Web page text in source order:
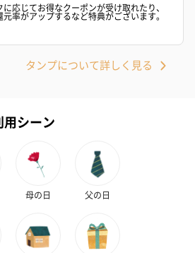
てお届けします。
かき氷入浴剤4点セット
応じてお得なクーポンが受け取れたり、
元率がアップするなど特典がございます。
タンプについて詳しく見る
シーン
母の日 父の日